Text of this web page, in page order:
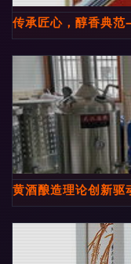
传承匠心，醇香典
黄酒酿造理论创新驱